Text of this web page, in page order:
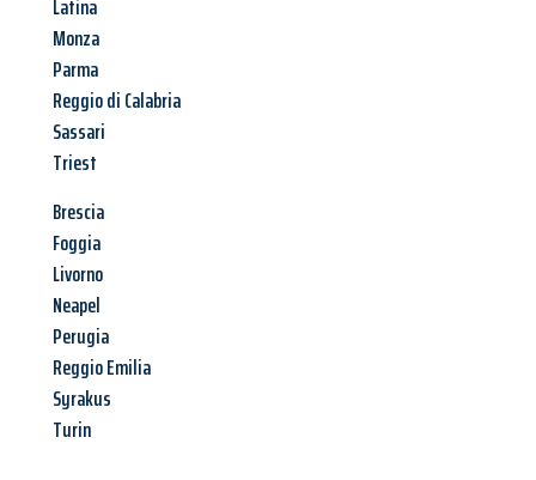
Latina
Monza
Parma
Reggio di Calabria
Sassari
Triest
Brescia
Foggia
Livorno
Neapel
Perugia
Reggio Emilia
Syrakus
Turin